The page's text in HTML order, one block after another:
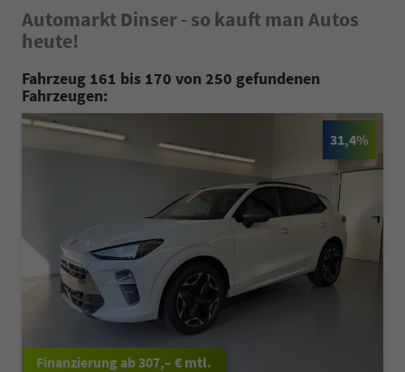
Automarkt Dinser - so kauft man Autos
heute!
Fahrzeug 161 bis 170 von 250 gefundenen
Fahrzeugen:
31,4%
ab 307,– € mtl.